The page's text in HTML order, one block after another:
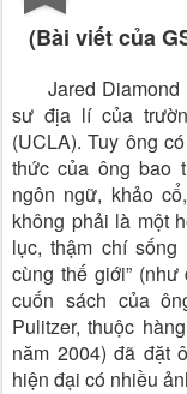
(Bài viết của
Jared
sư địa lí của
(UCLA). Tuy ông
thức của ông bao
ngôn ngữ, khảo
không phải là một
lục, thậm chí
cùng thế giới”
cuốn sách của
Pulitzer, thuộc
năm 2004) đã đặt
hiện đại có nhiều